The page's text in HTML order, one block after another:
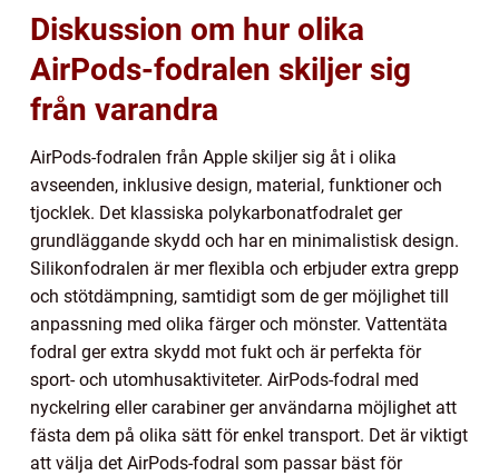
Diskussion om hur olika
AirPods-fodralen skiljer sig
från varandra
AirPods-fodralen från Apple skiljer sig åt i olika
avseenden, inklusive design, material, funktioner och
tjocklek. Det klassiska polykarbonatfodralet ger
grundläggande skydd och har en minimalistisk design.
Silikonfodralen är mer flexibla och erbjuder extra grepp
och stötdämpning, samtidigt som de ger möjlighet till
anpassning med olika färger och mönster. Vattentäta
fodral ger extra skydd mot fukt och är perfekta för
sport- och utomhusaktiviteter. AirPods-fodral med
nyckelring eller carabiner ger användarna möjlighet att
fästa dem på olika sätt för enkel transport. Det är viktigt
att välja det AirPods-fodral som passar bäst för